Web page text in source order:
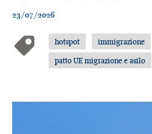
23/07/2026
hotspot
immigrazione
patto UE migrazione e asilo